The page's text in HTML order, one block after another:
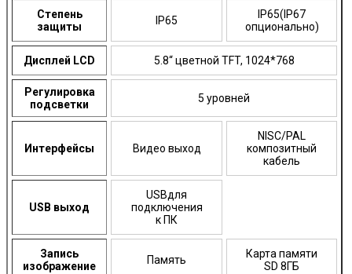
Степень
защиты
IP65
IP65(IP67
опционально)
Дисплей LCD 5.8“ цветной TFT, 1024*768
Регулировка
подсветки
5 уровней
Интерфейсы Видео выход
NISC/PAL
композитный
кабель
USB выход
USBдля
подключения
к ПК
Запись
изображение
Память
Карта памяти
SD 8ГБ